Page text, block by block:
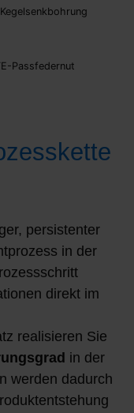
Passfedernut
persistenter
in der
direkt im
realisieren Sie
in der
werden dadurch